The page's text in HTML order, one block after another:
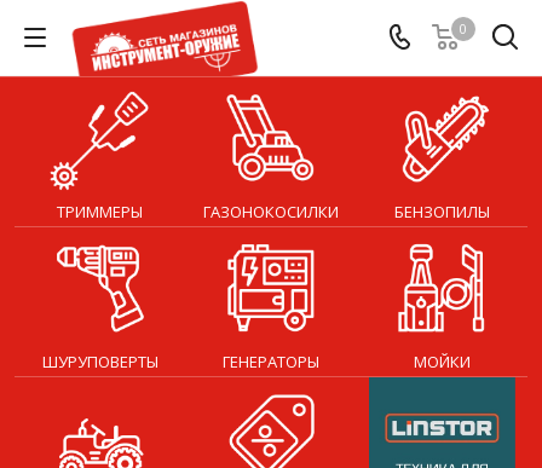
0
ТРИММЕРЫ ГАЗОНОКОСИЛКИ БЕНЗОПИЛЫ
ШУРУПОВЕРТЫ ГЕНЕРАТОРЫ МОЙКИ